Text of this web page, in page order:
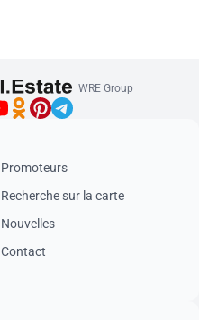
WRE Group
Promoteurs
Recherche sur la carte
Nouvelles
Contact